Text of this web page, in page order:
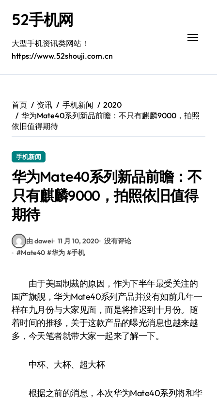
52手机网
大型手机资讯类网站！
https://www.52shouji.com.cn
首页 资讯 手机新闻
2020
华为Mate40系列新品前瞻：不只有麒麟9000，拍照
依旧值得期待
手机新闻
华为Mate40系列新品前瞻：不
只有麒麟9000，拍照依旧值得
期待
由 dawei 11 月 10, 2020 没有评论
#Mate40 #华为 #手机
由于美国制裁的原因，作为下半年最受关注的
国产旗舰，华为Mate40系列产品并没有如前几年一
样在九月份与大家见面，而是将推迟到十月份。随
着时间的推移，关于这款产品的曝光消息也越来越
多，今天笔者就带大家一起来了解一下。
中杯、大杯、超大杯
根据之前的消息，本次华为Mate40系列将和华